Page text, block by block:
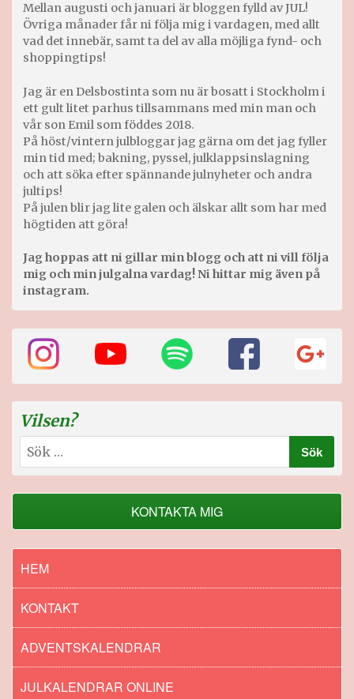
Mellan augusti och januari är bloggen fylld av JUL!
Övriga månader får ni följa mig i vardagen, med allt
vad det innebär, samt ta del av alla möjliga fynd- och
shoppingtips!
Jag är en Delsbostinta som nu är bosatt i Stockholm i
ett gult litet parhus tillsammans med min man och
vår son Emil som föddes 2018.
På höst/vintern julbloggar jag gärna om det jag fyller
min tid med; bakning, pyssel, julklappsinslagning
och att söka efter spännande julnyheter och andra
jultips!
På julen blir jag lite galen och älskar allt som har med
högtiden att göra!
Jag hoppas att ni gillar min blogg och att ni vill följa
mig och min julgalna vardag! Ni hittar mig även på
instagram.
Vilsen?
Sök
efter:
KONTAKTA MIG
HEM
KONTAKT
ADVENTSKALENDRAR
JULKALENDRAR ONLINE